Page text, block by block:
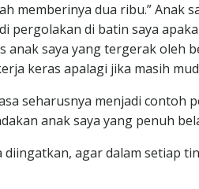
memberinya dua ribu.” Anak
pergolakan di batin saya
saya yang tergerak oleh
keras apalagi jika masih
seharusnya menjadi
anak saya yang penuh
agar dalam setiap